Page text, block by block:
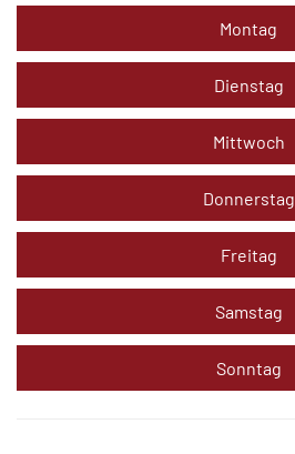
Montag
Dienstag
Mittwoch
Donnerstag
Freitag
Samstag
Sonntag